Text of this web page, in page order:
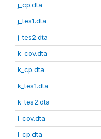
j_cp.dta
j_tes1.dta
j_tes2.dta
k_cov.dta
k_cp.dta
k_tes1.dta
k_tes2.dta
l_cov.dta
l_cp.dta